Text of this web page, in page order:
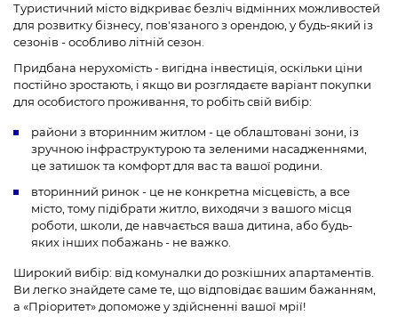
Туристичний місто відкриває безліч відмінних можливостей
для розвитку бізнесу, пов'язаного з орендою, у будь-який із
сезонів - особливо літній сезон.
Придбана нерухомість - вигідна інвестиція, оскільки ціни
постійно зростають, і якщо ви розглядаєте варіант покупки
для особистого проживання, то робіть свій вибір:
райони з вторинним житлом - це облаштовані зони, із
зручною інфраструктурою та зеленими насадженнями,
це затишок та комфорт для вас та вашої родини.
вторинний ринок - це не конкретна місцевість, а все
місто, тому підібрати житло, виходячи з вашого місця
роботи, школи, де навчається ваша дитина, або будь-
яких інших побажань - не важко.
Широкий вибір: від комуналки до розкішних апартаментів.
Ви легко знайдете саме те, що відповідає вашим бажанням,
а «Пріоритет» допоможе у здійсненні вашої мрії!